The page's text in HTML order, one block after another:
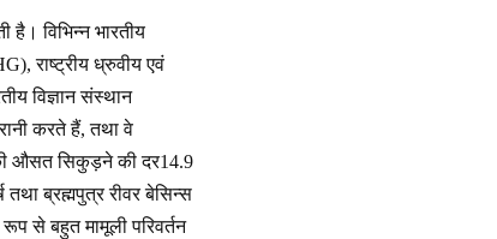
विभिन्न भारतीय
राष्ट्रीय ध्रुवीय एवं
विज्ञान संस्थान
करते हैं, तथा वे
औसत सिकुड़ने की दर14.9
तथा ब्रह्मपुत्र रीवर बेसिन्स
से बहुत मामूली परिवर्तन